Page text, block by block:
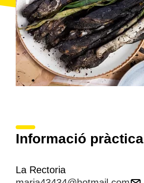
Informació pràctica
La Rectoria